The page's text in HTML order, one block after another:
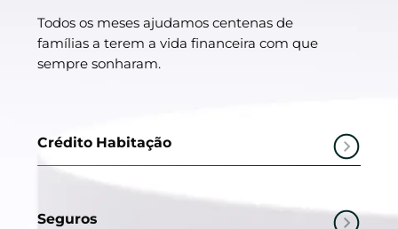
Todos os meses ajudamos centenas de
famílias a terem a vida financeira com que
sempre sonharam.
Crédito Habitação
Seguros